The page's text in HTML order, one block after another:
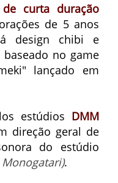
curta duração
de 5 anos
design chibi e
no game
lançado em
estúdios DMM
direção geral de
do estúdio
.